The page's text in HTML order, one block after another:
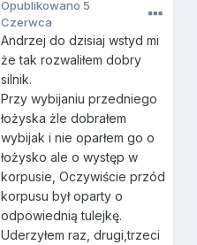
Opublikowano 5
Czerwca
Andrzej do dzisiaj wstyd mi
że tak rozwaliłem dobry
silnik.
Przy wybijaniu przedniego
łożyska żle dobrałem
wybijak i nie oparłem go o
łożysko ale o występ w
korpusie, Oczywiście przód
korpusu był oparty o
odpowiednią tulejkę.
Uderzyłem raz, drugi,trzeci